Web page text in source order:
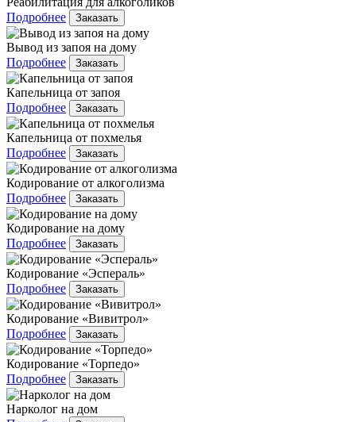
Подробнее
Заказать
Вывод из запоя на дому
Подробнее
Заказать
Капельница от запоя
Подробнее
Заказать
Капельница от похмелья
Подробнее
Заказать
Кодирование от алкоголизма
Подробнее
Заказать
Кодирование на дому
Подробнее
Заказать
Кодирование «Эспераль»
Подробнее
Заказать
Кодирование «Вивитрол»
Подробнее
Заказать
Кодирование «Торпедо»
Подробнее
Заказать
Нарколог на дом